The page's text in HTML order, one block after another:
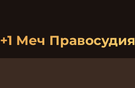
+1 Меч Правосудия